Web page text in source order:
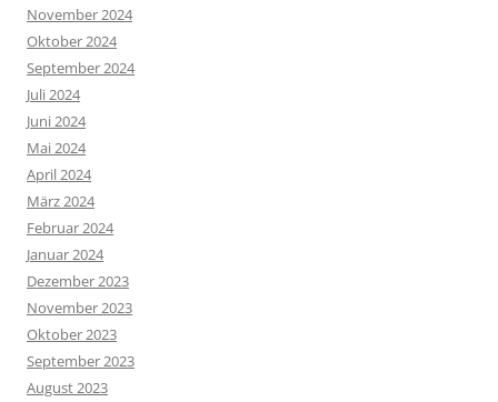
November 2024
Oktober 2024
September 2024
Juli 2024
Juni 2024
Mai 2024
April 2024
März 2024
Februar 2024
Januar 2024
Dezember 2023
November 2023
Oktober 2023
September 2023
August 2023